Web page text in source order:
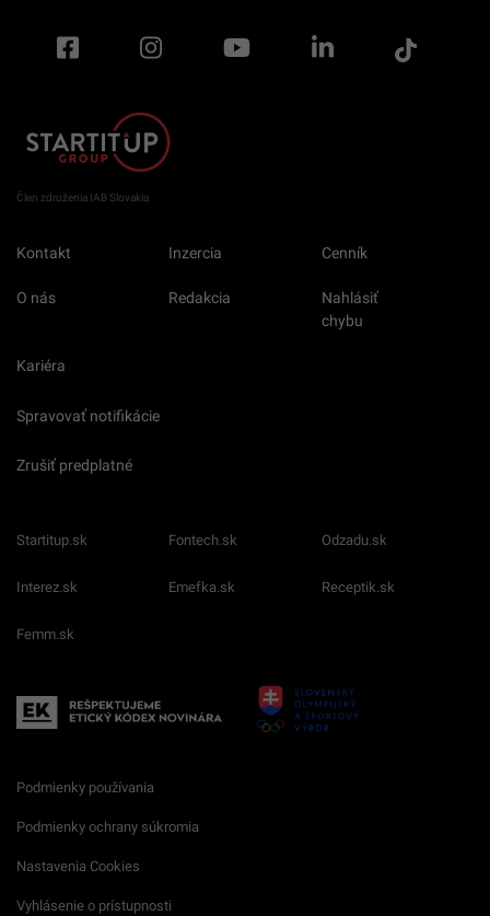
Člen združenia IAB Slovakia
Kontakt Inzercia Cenník
O nás Redakcia
Nahlásiť
chybu
Kariéra
Spravovať notifikácie
Zrušiť predplatné
Startitup.sk Fontech.sk Odzadu.sk
Interez.sk Emefka.sk Receptik.sk
Femm.sk
Podmienky používania
Podmienky ochrany súkromia
Nastavenia Cookies
Vyhlásenie o prístupnosti